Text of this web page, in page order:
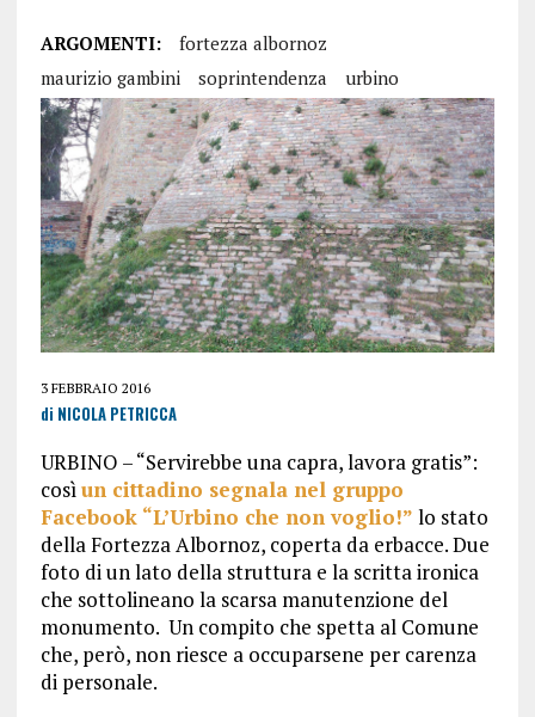
ARGOMENTI:
fortezza albornoz
maurizio gambini
soprintendenza urbino
3 FEBBRAIO 2016
di NICOLA PETRICCA
URBINO – “Servirebbe una capra, lavora gratis”:
cosìun cittadino segnala nel gruppo
Facebook “L’Urbino che non voglio!” lo stato
della Fortezza Albornoz, coperta da erbacce. Due
foto di un lato della struttura e la scritta ironica
che sottolineano la scarsa manutenzione del
monumento. Un compito che spetta al Comune
che, però, non riesce a occuparsene per carenza
di personale.